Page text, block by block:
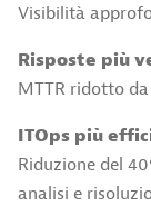
Visibilità
Risposte più
MTTR ridotto
ITOps più
Riduzione del
analisi e